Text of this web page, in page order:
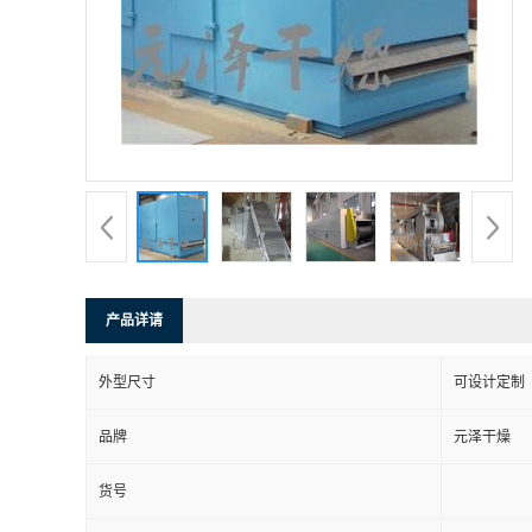
产品详请
外型尺寸 可设计定制
品牌 元泽干燥
货号